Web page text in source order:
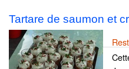
Tartare de saumon et